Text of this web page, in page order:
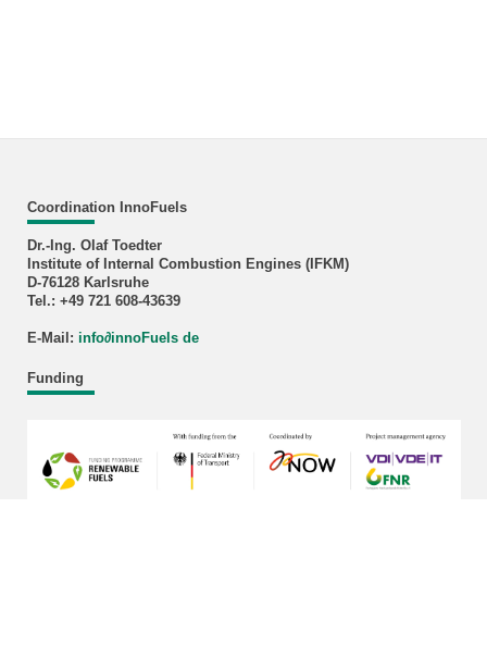
Coordination InnoFuels
Dr.-Ing. Olaf Toedter
Institute of Internal Combustion Engines (IFKM)
D-76128 Karlsruhe
Tel.: +49 721 608-43639
E-Mail: info∂innoFuels de
Funding